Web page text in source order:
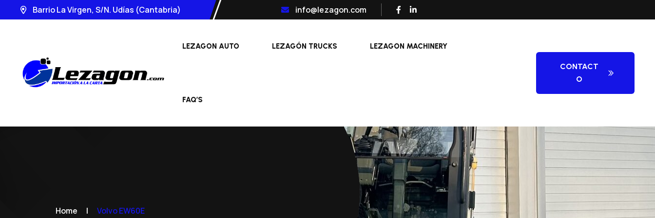
Barrio La Virgen, S/N. Udías (Cantabria) info@lezagon.com
LEZAGON AUTO LEZAGÓN TRUCKS LEZAGON MACHINERY
FAQ’S
CONTACT
O
Home | Volvo EW60E